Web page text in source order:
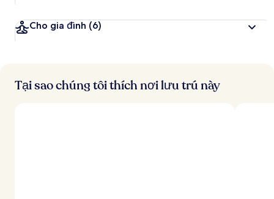
Cho gia đình (6)
Tại sao chúng tôi thích nơi lưu trú này